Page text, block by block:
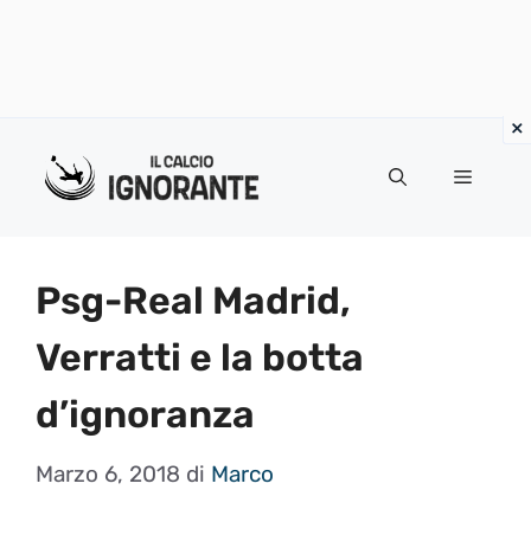
Menu
Psg-Real Madrid,
Verratti e la botta
d’ignoranza
Marzo 6, 2018 di Marco